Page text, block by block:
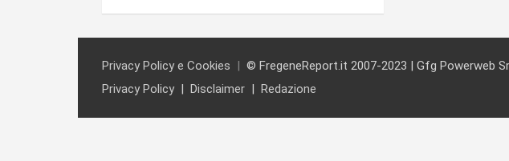
Privacy Policy e Cookies
© FregeneReport.it 2007-2023 | Gfg Powerweb
Privacy Policy
Disclaimer Redazione